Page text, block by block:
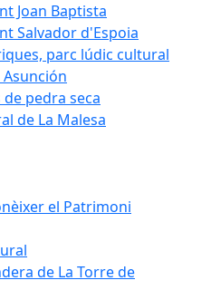
Joan Baptista
Salvador d'Espoia
parc lúdic cultural
pedra seca
de La Malesa
el Patrimoni
de La Torre de